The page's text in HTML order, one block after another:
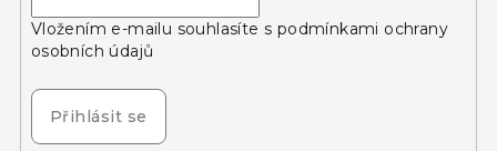
Vložením e-mailu souhlasíte s podmínkami ochrany
osobních údajů
Přihlásit se